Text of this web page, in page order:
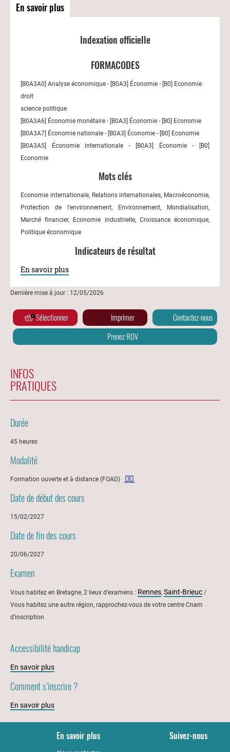
En savoir plus
Indexation officielle
FORMACODES
[B0A3A0] Analyse économique - [B0A3] Économie - [B0] Economie
droit
science politique
[B0A3A6] Économie monétaire - [B0A3] Économie - [B0] Economie
[B0A3A7] Économie nationale - [B0A3] Économie - [B0] Economie
[B0A3A5] Économie internationale - [B0A3] Économie - [B0]
Economie
Mots clés
Economie internationale, Relations internationales, Macroéconomie,
Protection de l'environnement, Environnement, Mondialisation,
Marché financier, Economie industrielle, Croissance économique,
Politique économique
Indicateurs de résultat
En savoir plus
Dernière mise à jour : 12/05/2026
Sélectionner Imprimer
Contactez-nous
Prenez RDV
INFOS
PRATIQUES
Durée
45 heures
Modalité
Formation ouverte et à distance (FOAD)
Date de début des cours
15/02/2027
Date de fin des cours
20/06/2027
Examen
Vous habitez en Bretagne, 2 lieux d’examens : Rennes, Saint-Brieuc /
Vous habitez une autre région, rapprochez-vous de votre centre Cnam
d’inscription
Accessibilité handicap
En savoir plus
Comment s’inscrire ?
En savoir plus
En savoir plus Suivez-nous